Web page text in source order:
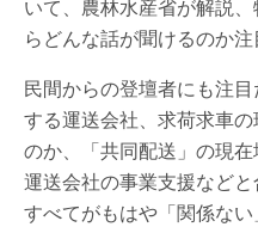
いて、農林水産省が解説
らどんな話が聞けるのか注
民間からの登壇者にも注
する運送会社、求荷求車
のか、「共同配送」の現在
運送会社の事業支援など
すべてがもはや「関係な